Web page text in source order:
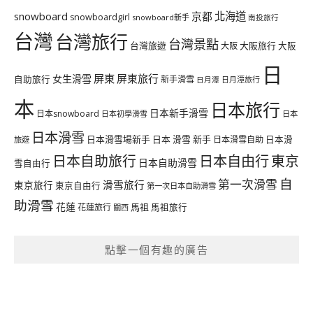
snowboard snowboardgirl snowboard新手 京都 北海道 南投旅行
台灣台灣旅行 台灣旅遊 台灣景點大阪大阪旅行大阪
自助旅行 女生滑雪 屏東 屏東旅行新手滑雪 日月潭 日月潭旅行 日
本 日本snowboard 日本初學滑雪 日本新手滑雪 日本旅行 日本
旅遊 日本滑雪 日本滑雪場新手 日本 滑雪 新手 日本滑雪自助 日本滑
雪自由行 日本自助旅行 日本自助滑雪 日本自由行東京
東京旅行 東京自由行 滑雪旅行 第一次日本自助滑雪 第一次滑雪 自
助滑雪 花蓮花蓮旅行 關西 馬祖 馬祖旅行
點擊一個有趣的廣告